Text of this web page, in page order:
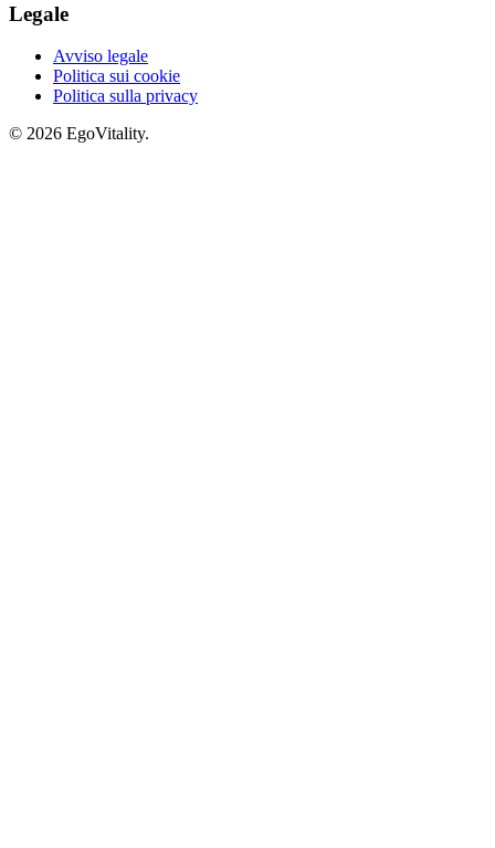
Legale
Avviso legale
Politica sui cookie
Politica sulla privacy
© 2026 EgoVitality.